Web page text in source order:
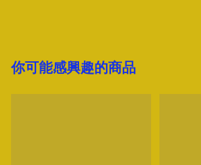
你可能感興趣的商品